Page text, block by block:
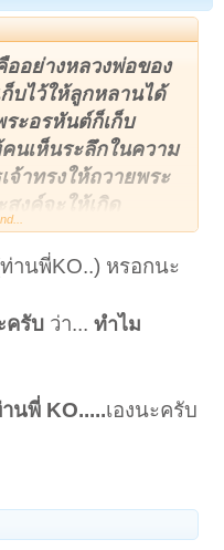
อย่างหลวงพ่อของ
ก็บไว้ให้ลูกหลานได้
ระอรหันต์ก็เก็บ
นเห็นระลึกในความ
าทรงให้ถวายพระ
สงค์จะให้เกิด
เวไนยสัตว์ทั้งหลาย
กนั้นผมไม่เห็นด้วยที่
มมาแม้กระทั่งปัญหา
เขาไปทำกุมารทอง
ที่แนะนำวัดคู่แฝด
ะทำให้กุมารแรง
านพี่KO..) หรอกนะ
ครับ ว่า...ทำไม
นพี่ KO.....เองนะครับ